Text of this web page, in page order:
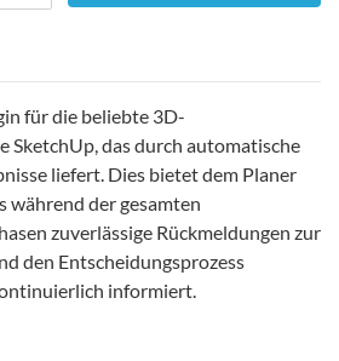
für die beliebte 3D-
das durch automatische
liefert. Dies bietet dem Planer
während der gesamten
zuverlässige Rückmeldungen zur
den Entscheidungsprozess
informiert.